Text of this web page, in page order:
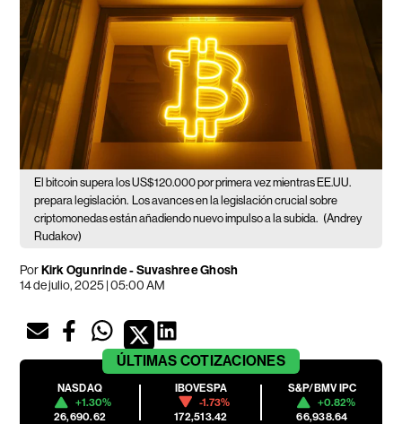
El bitcoin supera los US$120.000 por primera vez mientras EE.UU.
prepara legislación. Los avances en la legislación crucial sobre
criptomonedas están añadiendo nuevo impulso a la subida. (Andrey
Rudakov)
PorKirk Ogunrinde - Suvashree Ghosh
14 de julio, 2025 | 05:00 AM
ÚLTIMAS COTIZACIONES
NASDAQ
+1.30%
26,690.62
IBOVESPA
-1.73%
172,513.42
S&P/BMV IPC
+0.82%
66,938.64